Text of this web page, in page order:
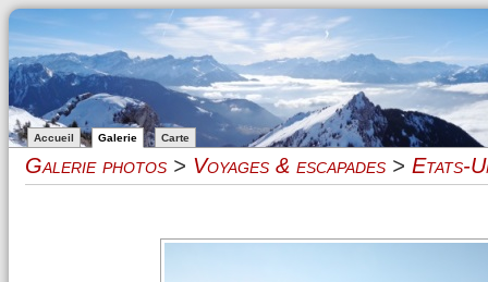
Accueil Galerie Carte
Galerie photos > Voyages & escapades > Etats-